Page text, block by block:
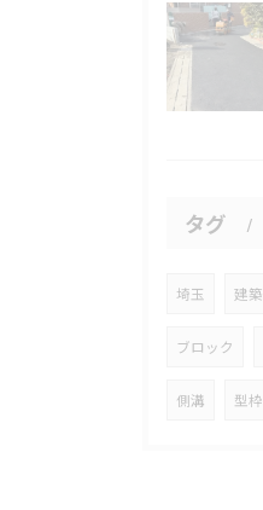
タグ
埼玉 建築
ブロック
側溝 型枠